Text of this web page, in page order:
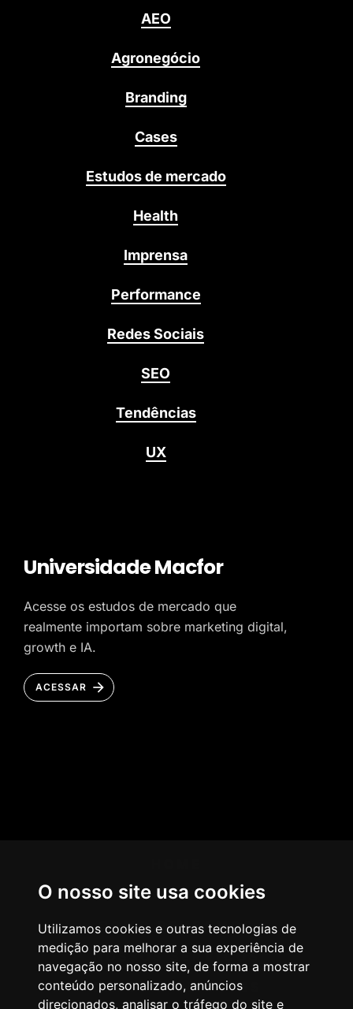
O nosso site usa cookies
Utilizamos cookies e outras tecnologias de
medição para melhorar a sua experiência de
navegação no nosso site, de forma a mostrar
conteúdo personalizado, anúncios
direcionados, analisar o tráfego do site e
AEO
Agronegócio
Branding
Cases
Estudos de mercado
Health
Imprensa
Performance
Redes Sociais
SEO
Tendências
UX
Universidade Macfor
Acesse os estudos de mercado que
realmente importam sobre marketing digital,
growth e IA.
ACESSAR
AGÊNCIA
COMO PENSAMOS
NOSSOS SERVIÇOS
CASES & CLIENTES